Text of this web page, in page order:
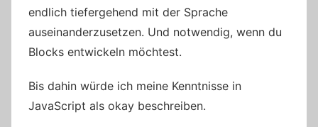
endlich tiefergehend mit der Sprache
auseinanderzusetzen. Und notwendig, wenn du
Blocks entwickeln möchtest.
Bis dahin würde ich meine Kenntnisse in
JavaScript als okay beschreiben.